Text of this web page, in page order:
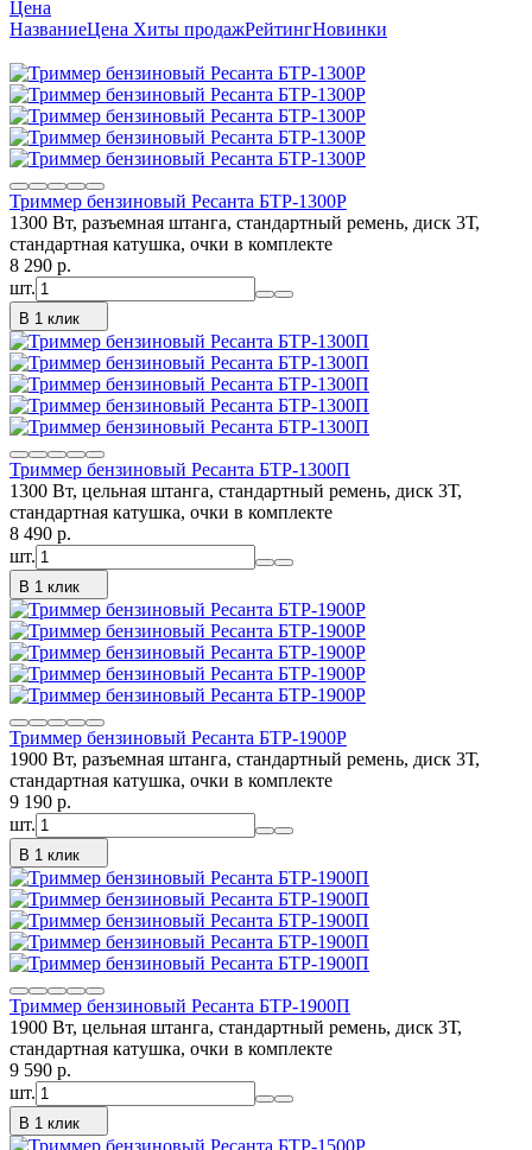
Цена
НазваниеЦена Хиты продажРейтингНовинки
Триммер бензиновый Ресанта БТР-1300Р
1300 Вт, разъемная штанга, стандартный ремень, диск 3Т,
стандартная катушка, очки в комплекте
8 290 p.
шт.
В 1 клик
Триммер бензиновый Ресанта БТР-1300П
1300 Вт, цельная штанга, стандартный ремень, диск 3Т,
стандартная катушка, очки в комплекте
8 490 p.
шт.
В 1 клик
Триммер бензиновый Ресанта БТР-1900Р
1900 Вт, разъемная штанга, стандартный ремень, диск 3Т,
стандартная катушка, очки в комплекте
9 190 p.
шт.
В 1 клик
Триммер бензиновый Ресанта БТР-1900П
1900 Вт, цельная штанга, стандартный ремень, диск 3Т,
стандартная катушка, очки в комплекте
9 590 p.
шт.
В 1 клик